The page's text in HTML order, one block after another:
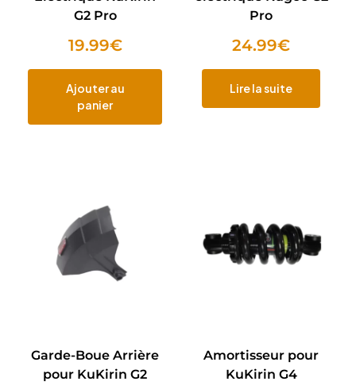
G2 Pro
19.99€
Ajouter au
panier
Pro
24.99€
Lire la suite
Garde-Boue Arrière
pour KuKirin G2
Amortisseur pour
KuKirin G4